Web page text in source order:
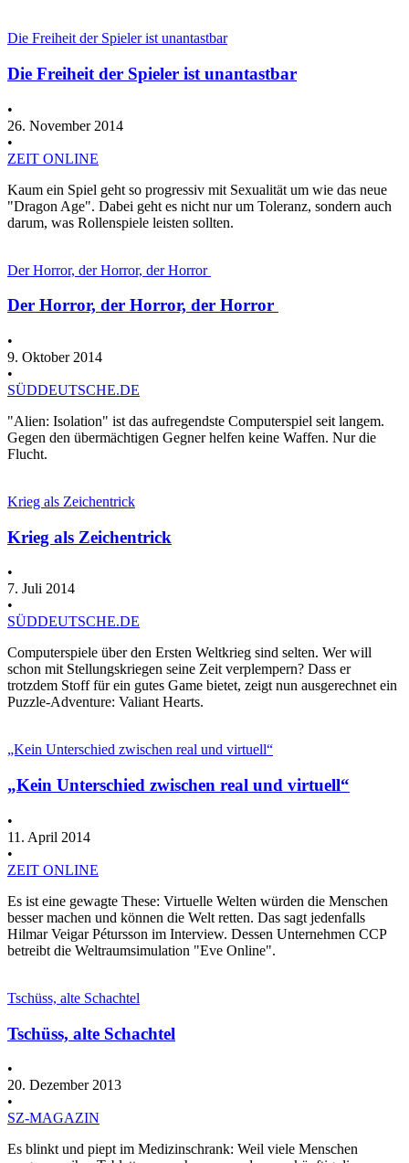
Die Freiheit der Spieler ist unantastbar
Die Freiheit der Spieler ist unantastbar
•
26. November 2014
•
ZEIT ONLINE
Kaum ein Spiel geht so progressiv mit Sexualität um wie das neue
"Dragon Age". Dabei geht es nicht nur um Toleranz, sondern auch
darum, was Rollenspiele leisten sollten.
Der Horror, der Horror, der Horror
Der Horror, der Horror, der Horror
•
9. Oktober 2014
•
SÜDDEUTSCHE.DE
"Alien: Isolation" ist das aufregendste Computerspiel seit langem.
Gegen den übermächtigen Gegner helfen keine Waffen. Nur die
Flucht.
Krieg als Zeichentrick
Krieg als Zeichentrick
•
7. Juli 2014
•
SÜDDEUTSCHE.DE
Computerspiele über den Ersten Weltkrieg sind selten. Wer will
schon mit Stellungskriegen seine Zeit verplempern? Dass er
trotzdem Stoff für ein gutes Game bietet, zeigt nun ausgerechnet ein
Puzzle-Adventure: Valiant Hearts.
„Kein Unterschied zwischen real und virtuell“
„Kein Unterschied zwischen real und virtuell“
•
11. April 2014
•
ZEIT ONLINE
Es ist eine gewagte These: Virtuelle Welten würden die Menschen
besser machen und können die Welt retten. Das sagt jedenfalls
Hilmar Veigar Pétursson im Interview. Dessen Unternehmen CCP
betreibt die Weltraumsimulation "Eve Online".
Tschüss, alte Schachtel
Tschüss, alte Schachtel
•
20. Dezember 2013
•
SZ-MAGAZIN
Es blinkt und piept im Medizinschrank: Weil viele Menschen